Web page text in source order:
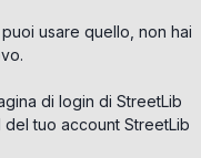
usare quello, non hai
di login di StreetLib
tuo account StreetLib